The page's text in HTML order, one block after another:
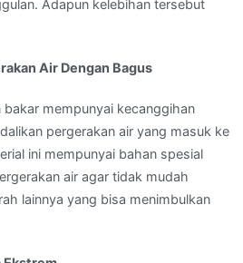
Adapun kelebihan tersebut
Air Dengan Bagus
mempunyai kecanggihan
pergerakan air yang masuk ke
ini mempunyai bahan spesial
air agar tidak mudah
lainnya yang bisa menimbulkan